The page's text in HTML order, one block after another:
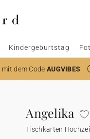
Kindergeburtstag
mit dem Code AUGVIBES
Angelika
Tischkarten